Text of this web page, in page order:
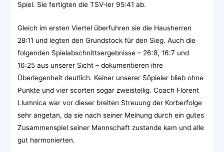
Spiel. Sie fertigten die TSV-ler 95:41 ab.
Gleich im ersten Viertel überfuhren sie die Hausherren
28:11 und legten den Grundstock für den Sieg. Auch die
folgenden Spielabschnittsergebnisse – 26:8, 16:7 und
16:25 aus unserer Sicht – dokumentieren ihre
Überlegenheit deutlich. Keiner unserer Söpieler blieb ohne
Punkte und vier scorten sogar zweistellig. Coach Florent
Llumnica war vor dieser breiten Streuung der Korberfolge
sehr angetan, da sie nach seiner Meinung durch ein gutes
Zusammenspiel seiner Mannschaft zustande kam und alle
gut harmonierten.